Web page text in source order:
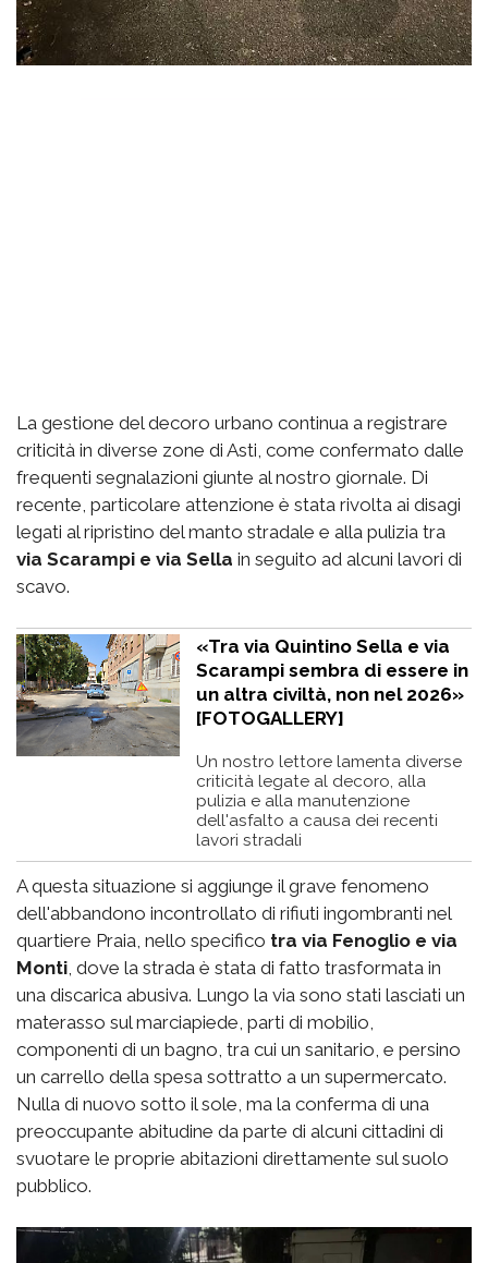
La gestione del decoro urbano continua a registrare
criticità in diverse zone di Asti, come confermato dalle
frequenti segnalazioni giunte al nostro giornale. Di
recente, particolare attenzione è stata rivolta ai disagi
legati al ripristino del manto stradale e alla pulizia tra
via Scarampi e via Sella in seguito ad alcuni lavori di
scavo.
«Tra via Quintino Sella e via
Scarampi sembra di essere in
un altra civiltà, non nel 2026»
[FOTOGALLERY]
Un nostro lettore lamenta diverse
criticità legate al decoro, alla
pulizia e alla manutenzione
dell'asfalto a causa dei recenti
lavori stradali
A questa situazione si aggiunge il grave fenomeno
dell'abbandono incontrollato di rifiuti ingombranti nel
quartiere Praia, nello specifico tra via Fenoglio e via
Monti , dove la strada è stata di fatto trasformata in
una discarica abusiva. Lungo la via sono stati lasciati un
materasso sul marciapiede, parti di mobilio,
componenti di un bagno, tra cui un sanitario, e persino
un carrello della spesa sottratto a un supermercato.
Nulla di nuovo sotto il sole, ma la conferma di una
preoccupante abitudine da parte di alcuni cittadini di
svuotare le proprie abitazioni direttamente sul suolo
pubblico.